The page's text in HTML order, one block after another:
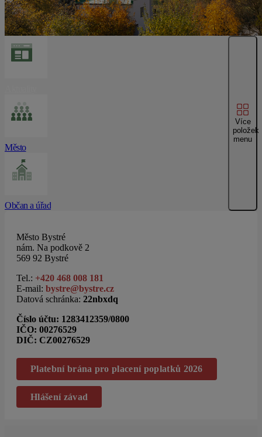
Město
Občan a úřad
Více
položek
menu
Město Bystré
nám. Na podkově 2
569 92 Bystré
Tel.: +420 468 008 181
E-mail: bystre@bystre.cz
Datová schránka: 22nbxdq
Číslo účtu: 1283412359/0800
IČO: 00276529
DIČ: CZ00276529
Platební brána pro placení poplatků 2026
Hlášení závad